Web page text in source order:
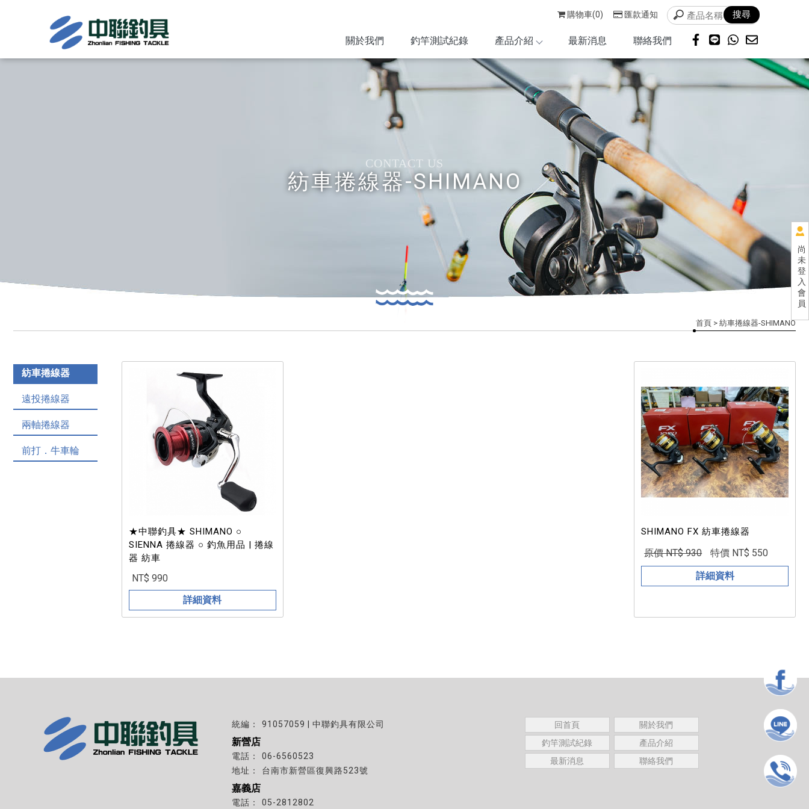
尚
未
登
入
會
員
關於我們 釣竿測試紀錄 產品介紹 最新消息 聯絡我們
購物車(0) 匯款通知
紡車捲線器-SHIMANO
首頁 > 紡車捲線器-SHIMANO
紡車捲線器
遠投捲線器
兩軸捲線器
前打．牛車輪
★中聯釣具★ SHIMANO ○
SIENNA 捲線器 ○ 釣魚用品 | 捲線
器 紡車
NT$ 990
詳細資料
SHIMANO FX 紡車捲線器
原價 NT$ 930
特價 NT$ 550
詳細資料
91057059 | 中聯釣具有限公司
新營店
06-6560523
台南市新營區復興路523號
嘉義店
05-2812802
回首頁
關於我們
釣竿測試紀錄
產品介紹
最新消息
聯絡我們